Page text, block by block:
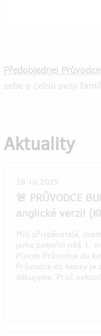
Předobjednej
sebe a celou svoji
Aktuality
28.10.2025
🚨 PRŮVODCE
anglické verzi!
Milí přispěvatelé,
jsme pokořili náš 1.
Places Průvodce do
Průvodce do kapsy je
děkujeme. Proč